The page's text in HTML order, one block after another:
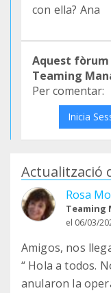
con ella? Ana
Aquest fòrum
Teaming
Per comentar:
Inicia
Actualització
Rosa
Teaming
el 06/03/
Amigos, nos
“ Hola a todos.
anularon la